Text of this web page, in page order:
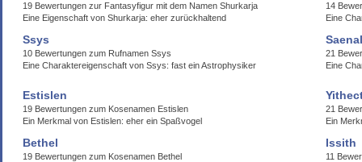
19 Bewertungen zur Fantasyfigur mit dem Namen Shurkarja
Eine Eigenschaft von Shurkarja: eher zurückhaltend
14
Eine
Ssys
10 Bewertungen zum Rufnamen Ssys
Eine Charaktereigenschaft von Ssys: fast ein Astrophysiker
21
Eine
Estislen
19 Bewertungen zum Kosenamen Estislen
Ein Merkmal von Estislen: eher ein Spaßvogel
21
Ein
Bethel
19 Bewertungen zum Kosenamen Bethel
Issith
11